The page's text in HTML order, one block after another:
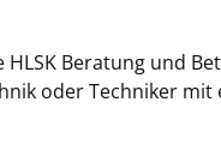
Beratung und
oder Techniker